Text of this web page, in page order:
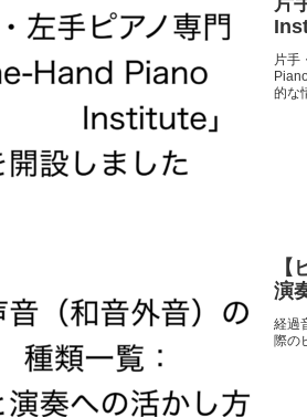
片手
的な
演
経過
際の